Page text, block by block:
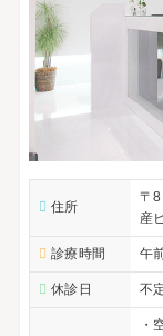
住所
〒
産
診療時間 午
休診日 不
・